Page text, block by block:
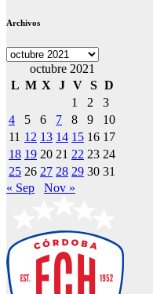
Archivos
Archivos
octubre 2021
L M X J V S D
1
2
3
4
5 6 7 8 9
10
11 12 13 14 15 16 17
18 19 20 21 22 23 24
25 26 27 28 29 30 31
« Sep
Nov »